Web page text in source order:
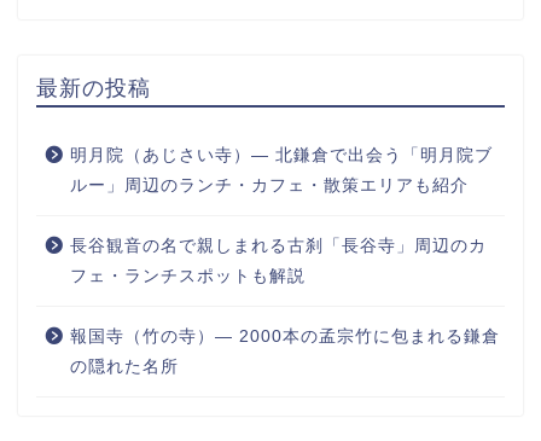
最新の投稿
明月院（あじさい寺）― 北鎌倉で出会う「明月院ブ
ルー」周辺のランチ・カフェ・散策エリアも紹介
長谷観音の名で親しまれる古刹「長谷寺」周辺のカ
フェ・ランチスポットも解説
報国寺（竹の寺）― 2000本の孟宗竹に包まれる鎌倉
の隠れた名所